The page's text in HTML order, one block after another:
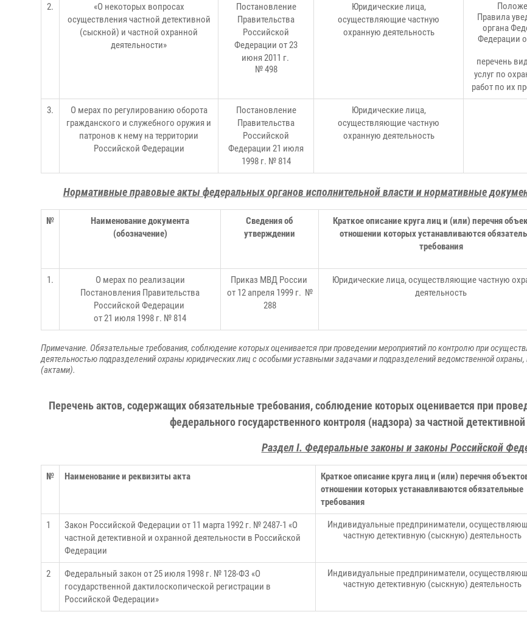
2.
«О некоторых вопросах
осуществления частной детективной
(сыскной) и частной охранной
деятельности»
Постановление
Правительства
Российской
Федерации от 23
июня 2011 г.
№ 498
Юридические лица,
осуществляющие частную
охранную деятельность
Правила
органа
Федерации
перечень
услуг по
работ по их
3.
О мерах по регулированию оборота
гражданского и служебного оружия и
патронов к нему на территории
Российской Федерации
Постановление
Правительства
Российской
Федерации 21 июля
1998 г. № 814
Юридические лица,
осуществляющие частную
охранную деятельность
Нормативные правовые акты федеральных органов исполнительной власти и нормативные
№
Наименование документа
(обозначение)
Сведения об
утверждении
Краткое описание круга лиц и (или) перечня
отношении которых устанавливаются
требования
1.
О мерах по реализации
Постановления Правительства
Российской Федерации
от 21 июля 1998 г. № 814
Приказ МВД России
от 12 апреля 1999 г. №
288
Юридические лица, осуществляющие частную
деятельность
Примечание. Обязательные требования, соблюдение которых оценивается при проведении мероприятий по контролю при
деятельностью подразделений охраны юридических лиц с особыми уставными задачами и подразделений ведомственной
(актами).
Перечень актов, содержащих обязательные требования, соблюдение которых оценивается при
федерального государственного контроля (надзора) за частной
Раздел I. Федеральные законы и законы Российской
№ Наименование и реквизиты акта
Краткое описание круга лиц и (или) перечня
отношении которых устанавливаются обязательные
требования
1
Закон Российской Федерации от 11 марта 1992 г. № 2487-1 «О
частной детективной и охранной деятельности в Российской
Федерации
Индивидуальные предприниматели,
частную детективную (сыскную) деятельность
2
Федеральный закон от 25 июля 1998 г. № 128-ФЗ «О
государственной дактилоскопической регистрации в
Российской Федерации»
Индивидуальные предприниматели,
частную детективную (сыскную) деятельность